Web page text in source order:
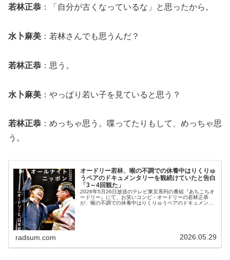
若林正恭 ：「自分が古くなっているな」と思ったから。
水卜麻美 ：若林さんでも思うんだ？
若林正恭 ：思う。
水卜麻美 ：やっぱり若い子を見ていると思う？
若林正恭 ：めっちゃ思う。喋ってたりもして、めっちゃ思
う。
オードリー若林、喉の不調での休養中はりくりゅ
うペアのドキュメンタリーを観続けていたと告白
「3～4回観た」
2026年5月26日放送のテレビ東京系列の番組『あちこちオ
ードリー』にて、お笑いコンビ・オードリーの若林正恭
が、喉の不調での休養中はりくりゅうペアのドキュメンタ
radsum.com 2026.05.29